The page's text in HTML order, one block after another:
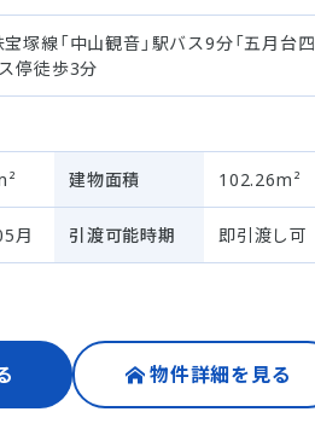
塚線「中山観音」駅バス9分「五月台四
停徒歩3分
建物面積 102.26m²
月 引渡可能時期 即引渡し可
物件詳細を見る